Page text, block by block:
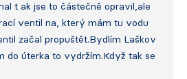
t ak jse to částečně opravil,ale
ventil na, který mám tu vodu
začal propuštět.Bydlím Laškov
do úterka to vydržím.Když tak se